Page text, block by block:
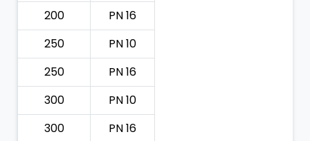
200
PN 16
250
PN 10
250
PN 16
300
PN 10
300
PN 16